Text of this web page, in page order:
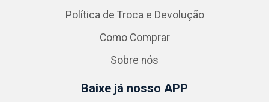
Política de Troca e Devolução
Como Comprar
Sobre nós
Baixe já nosso APP